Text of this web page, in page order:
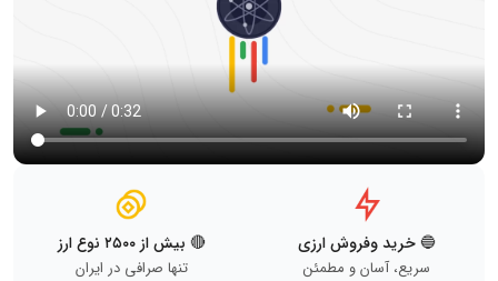
🔵 خرید وفروش ارزی
سریع، آسان و مطمئن
🔴 بیش از ۲۵۰۰ نوع ارز
تنها صرافی در ایران